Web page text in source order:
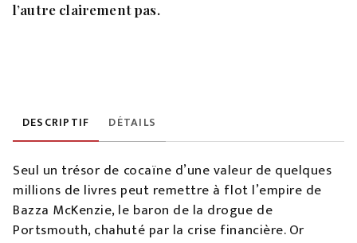
l’autre clairement pas.
DESCRIPTIF DÉTAILS
Seul un trésor de cocaïne d’une valeur de quelques
millions de livres peut remettre à flot l’empire de
Bazza McKenzie, le baron de la drogue de
Portsmouth, chahuté par la crise financière. Or